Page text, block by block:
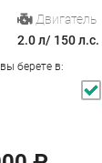
Двигатель
2.0 л/ 150 л.с.
берете в: